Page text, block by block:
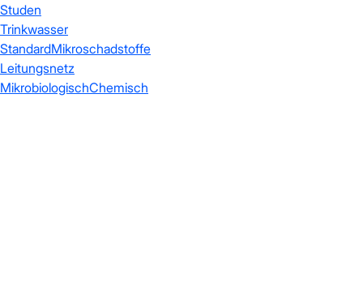
Studen
Trinkwasser
StandardMikroschadstoffe
Leitungsnetz
MikrobiologischChemisch